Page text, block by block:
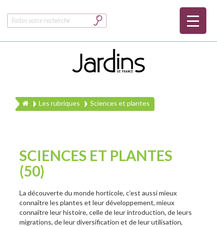
Rechercher :
Les rubriques Sciences et plantes
SCIENCES ET PLANTES
(50)
La découverte du monde horticole, c’est aussi mieux
connaître les plantes et leur développement, mieux
connaître leur histoire, celle de leur introduction, de leurs
migrations, de leur diversification et de leur utilisation,